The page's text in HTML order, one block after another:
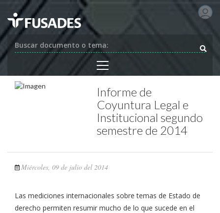
Buscar documento o tema:
Informe de
Coyuntura Legal e
Institucional segundo
semestre de 2014
Miércoles, 09 de julio del 2014
Las mediciones internacionales sobre temas de Estado de
derecho permiten resumir mucho de lo que sucede en el